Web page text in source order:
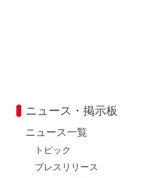
ニュース・掲示板
ニュース一覧
トピック
プレスリリース